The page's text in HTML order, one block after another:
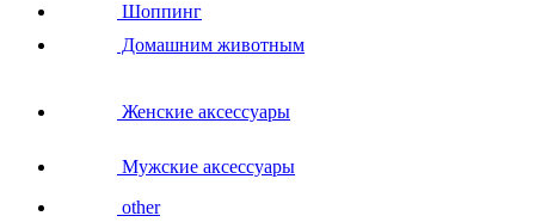
Шоппинг
Домашним животным
Женские аксессуары
Мужские аксессуары
other